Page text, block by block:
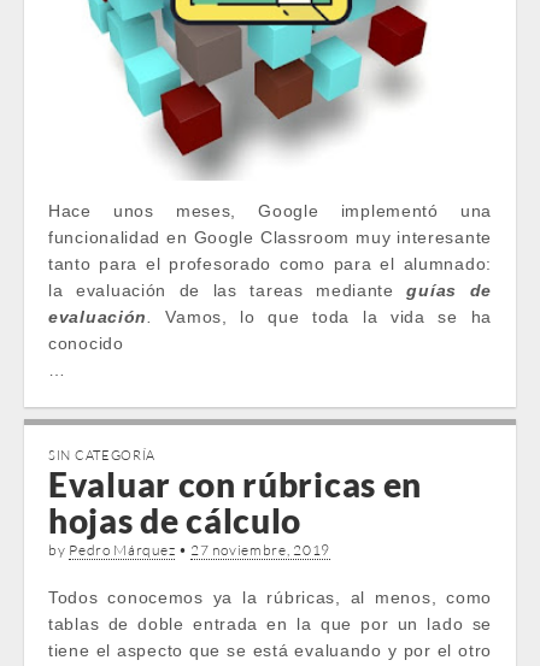
Hace unos meses, Google implementó una
funcionalidad en Google Classroom muy interesante
tanto para el profesorado como para el alumnado:
la evaluación de las tareas medianteguías de
evaluación
Vamos, lo que toda la vida se ha
conocido
SIN CATEGORÍA
Evaluar con rúbricas en
hojas de cálculo
by Pedro Márquez • 27 noviembre, 2019
Todos conocemos ya la rúbricas, al menos, como
tablas de doble entrada en la que por un lado se
tiene el aspecto que se está evaluando y por el otro